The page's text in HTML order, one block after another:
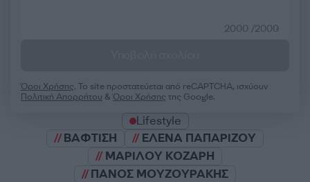
2000 /2000
Όροι Χρήσης. Το site προστατεύεται από reCAPTCHA, ισχύουν
Πολιτική Απορρήτου &Όροι Χρήσης της Google.
Lifestyle
ΒΑΦΤΙΣΗ
ΕΛΕΝΑ ΠΑΠΑΡΙΖΟΥ
ΜΑΡΙΛΟΥ ΚΟΖΑΡΗ
ΠΑΝΟΣ ΜΟΥΖΟΥΡΑΚΗΣ